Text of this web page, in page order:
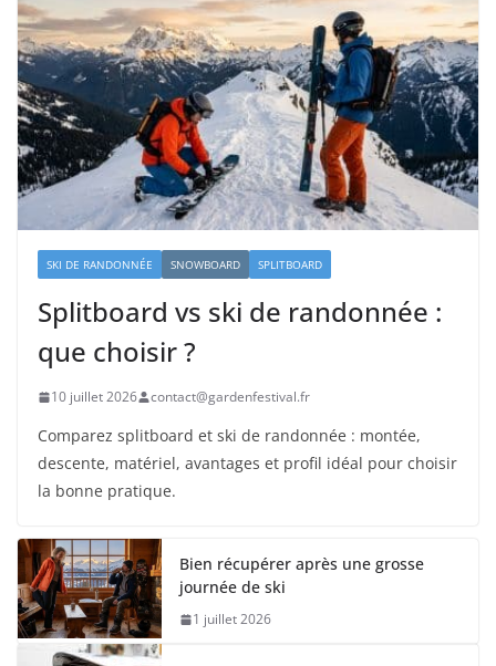
SKI DE RANDONNÉE SNOWBOARD SPLITBOARD
Splitboard vs ski de randonnée :
que choisir ?
10 juillet 2026 contact@gardenfestival.fr
Comparez splitboard et ski de randonnée : montée,
descente, matériel, avantages et profil idéal pour choisir
la bonne pratique.
Bien récupérer après une grosse
journée de ski
1 juillet 2026